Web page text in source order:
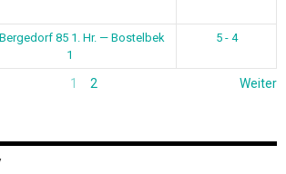
85 1. Hr. — Bostelbek
1
5 - 4
1 2 Weiter